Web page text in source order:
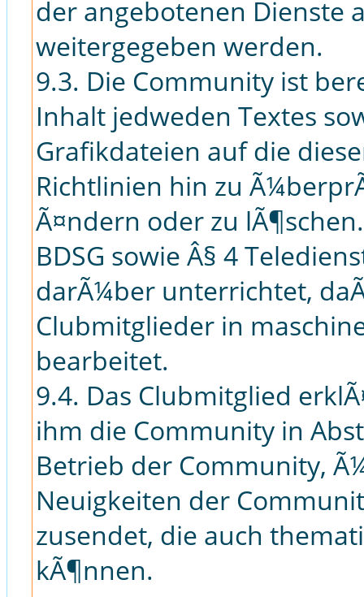
der angebotenen Dienste
weitergegeben werden.
9.3. Die Community ist
Inhalt jedweden Textes
Grafikdateien auf die
Richtlinien hin zu
Ã¤ndern oder zu
BDSG sowie Â§ 4
darÃ¼ber unterrichtet,
Clubmitglieder in
bearbeitet.
9.4. Das Clubmitglied
ihm die Community in
Betrieb der Community,
Neuigkeiten der
zusendet, die auch
kÃ¶nnen.